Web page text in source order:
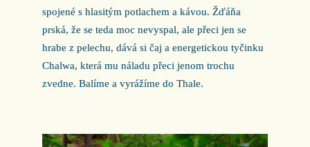
spojené s hlasitým potlachem a kávou. Žďáňa
prská, že se teda moc nevyspal, ale přeci jen se
hrabe z pelechu, dává si čaj a energetickou tyčinku
Chalwa, která mu náladu přeci jenom trochu
zvedne. Balíme a vyrážíme do Thale.